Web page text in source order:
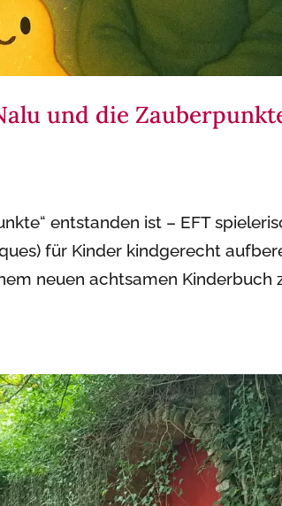
und die
entstanden ist – EFT
für Kinder kindgerecht
neuen achtsamen Kinderbuch